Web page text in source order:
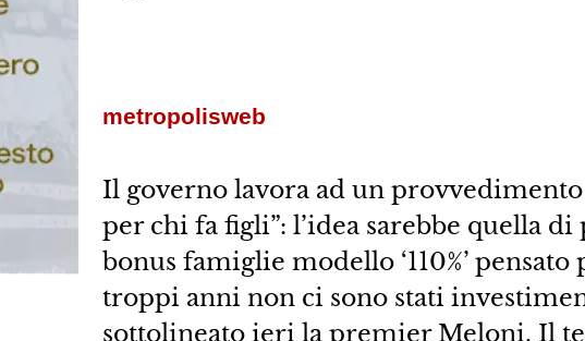
metropolisweb
Il governo lavora ad un provvedimento
per chi fa figli”: l’idea sarebbe quella
bonus famiglie modello ‘110%’
troppi anni non ci sono stati
sottolineato ieri la premier Meloni. Il